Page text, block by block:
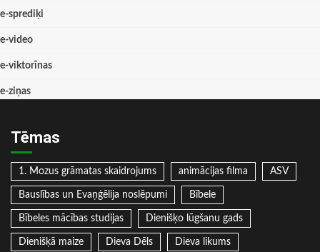
e-sprediķi
e-video
e-viktorīnas
e-ziņas
Tēmas
1. Mozus grāmatas skaidrojums animācijas filma ASV
Bauslības un Evaņģēlija noslēpumi Bībele
Bībeles mācības studijas Dienišķo lūgšanu gads
Dienišķā maize Dieva Dēls Dieva likums